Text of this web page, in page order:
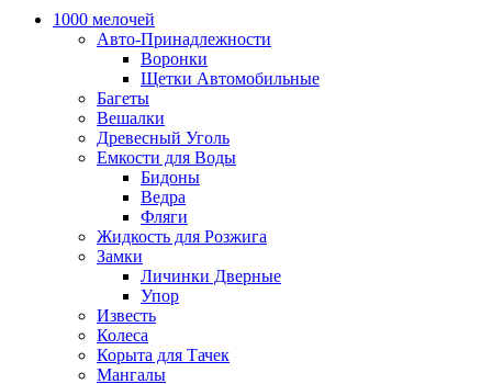
1000 мелочей
Авто-Принадлежности
Воронки
Щетки Автомобильные
Багеты
Вешалки
Древесный Уголь
Емкости для Воды
Бидоны
Ведра
Фляги
Жидкость для Розжига
Замки
Личинки Дверные
Упор
Известь
Колеса
Корыта для Тачек
Мангалы